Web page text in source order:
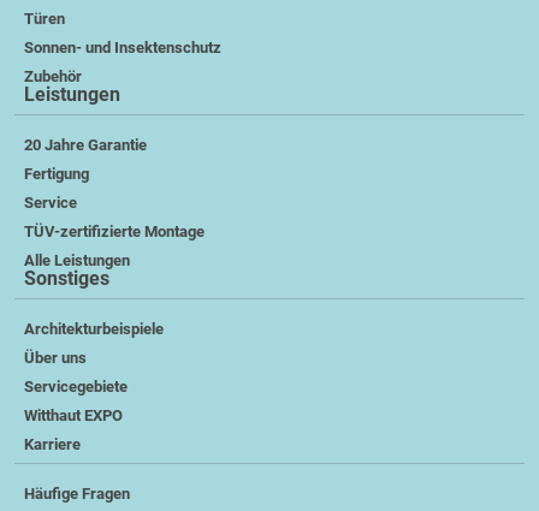
Türen
Sonnen- und Insektenschutz
Zubehör
Leistungen
20 Jahre Garantie
Fertigung
Service
TÜV-zertifizierte Montage
Alle Leistungen
Sonstiges
Architekturbeispiele
Über uns
Servicegebiete
Witthaut EXPO
Karriere
Häufige Fragen